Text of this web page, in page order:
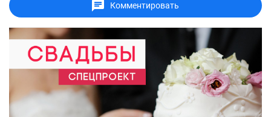
Комментировать